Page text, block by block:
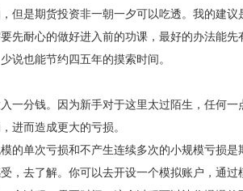
是期货投资非一朝一夕可以吃透。我的建议
先耐心的做好进入前的功课，最好的办法能
说也能节约四五年的摸索时间。
分钱。因为新手对于这里太过陌生，任何一
进而造成更大的亏损。
单次亏损和不产生连续多次的小规模亏损是
去了解。你可以去开设一个模拟账户，通过